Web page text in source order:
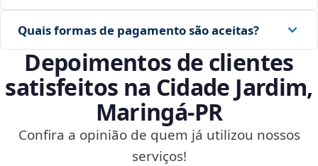
Quais formas de pagamento são aceitas?
Depoimentos de clientes
satisfeitos na Cidade Jardim,
Maringá‑PR
Confira a opinião de quem já utilizou nossos
serviços!